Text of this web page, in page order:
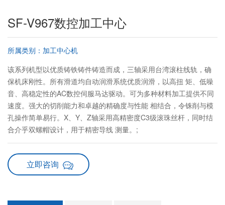
SF-V967数控加工中心
所属类别：加工中心机
该系列机型以优质铸铁铸件铸造而成，三轴采用台湾滚柱线轨，确
保机床刚性。所有滑道均自动润滑系统优质润滑，以高扭 矩、低噪
音、高稳定性的AC数控伺服马达驱动。可为多种材料加工提供不同
速度。强大的切削能力和卓越的精确度与性能 相结合，令铢削与模
孔操作简单易行。X、Y、Z轴采用高精密度C3级滚珠丝杆，同时结
合介乎双螺帽设计，用于精密导线 测量。;
立即咨询